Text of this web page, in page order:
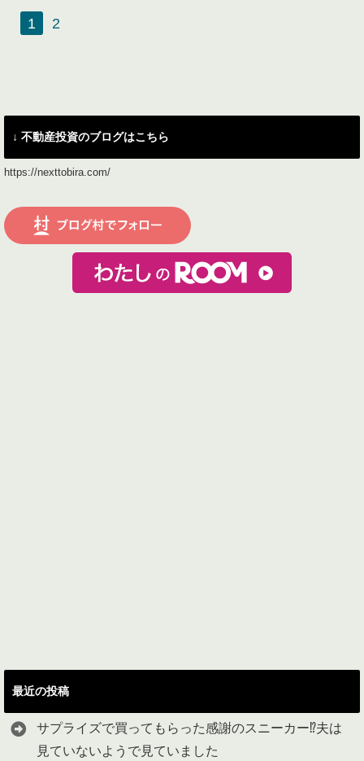
1 2
↓ 不動産投資のブログはこちら
https://nexttobira.com/
最近の投稿
サプライズで買ってもらった感謝のスニーカー⁉︎夫は
見ていないようで見ていました